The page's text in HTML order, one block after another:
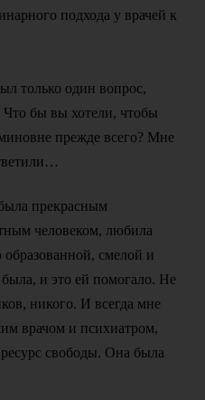
подхода у врачей к
только один вопрос,
Что бы вы хотели, чтобы
прежде всего? Мне
прекрасным
человеком, любила
смелой и
и это ей помогало. Не
никого. И всегда мне
врачом и психиатром,
свободы. Она была